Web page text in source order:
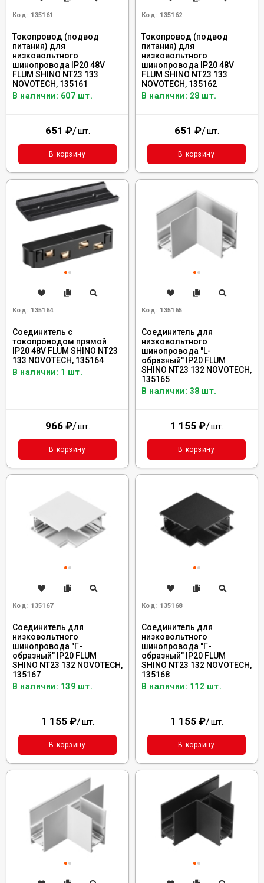
Код: 135161
Токопровод (подвод
питания) для
низковольтного
шинопровода IP20 48V
FLUM SHINO NT23 133
NOVOTECH, 135161
В наличии: 607 шт.
651 ₽/шт.
В корзину
Код: 135162
Токопровод (подвод
питания) для
низковольтного
шинопровода IP20 48V
FLUM SHINO NT23 133
NOVOTECH, 135162
В наличии: 28 шт.
651 ₽/шт.
В корзину
Код: 135164
Соединитель с
токопроводом прямой
IP20 48V FLUM SHINO NT23
133 NOVOTECH, 135164
В наличии: 1 шт.
966 ₽/шт.
В корзину
Код: 135165
Соединитель для
низковольтного
шинопровода "L-
образный" IP20 FLUM
SHINO NT23 132 NOVOTECH,
135165
В наличии: 38 шт.
1 155 ₽/шт.
В корзину
Код: 135167
Соединитель для
низковольтного
шинопровода "Г-
образный" IP20 FLUM
SHINO NT23 132 NOVOTECH,
135167
В наличии: 139 шт.
1 155 ₽/шт.
В корзину
Код: 135168
Соединитель для
низковольтного
шинопровода "Г-
образный" IP20 FLUM
SHINO NT23 132 NOVOTECH,
135168
В наличии: 112 шт.
1 155 ₽/шт.
В корзину